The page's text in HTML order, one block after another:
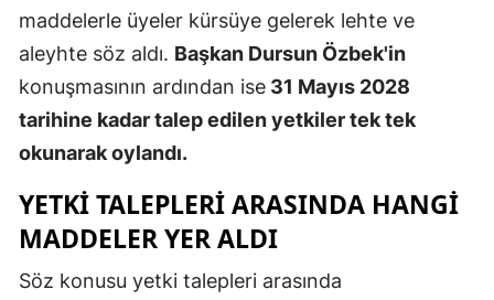
Giresun
Gümüşhane
maddelerle üyeler kürsüye gelerek lehte ve
aleyhte söz aldı. Başkan Dursun Özbek'in
konuşmasının ardından ise 31 Mayıs 2028
tarihine kadar talep edilen yetkiler tek tek
okunarak oylandı.
YETKI TALEPLERI ARASINDA HANGI
MADDELER YER ALDI
Söz konusu yetki talepleri arasında